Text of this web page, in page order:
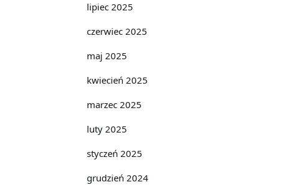
lipiec 2025
czerwiec 2025
maj 2025
kwiecień 2025
marzec 2025
luty 2025
styczeń 2025
grudzień 2024